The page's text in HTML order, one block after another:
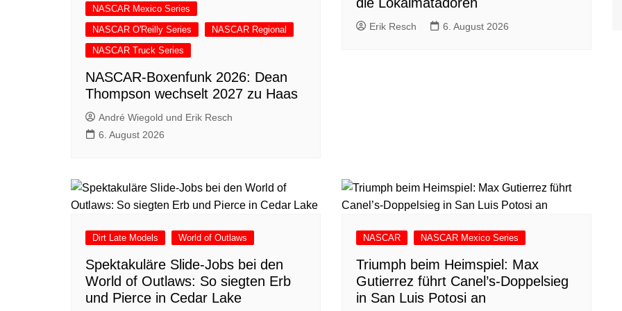
NASCAR Mexico Series
NASCAR O'Reilly Series
NASCAR Regional
NASCAR Truck Series
NASCAR-Boxenfunk 2026: Dean
Thompson wechselt 2027 zu Haas
André Wiegold und Erik Resch
6. August 2026
Erik Resch 6. August 2026
Dirt Late Models World of Outlaws
Spektakuläre Slide-Jobs bei den
World of Outlaws: So siegten Erb
und Pierce in Cedar Lake
NASCAR NASCAR Mexico Series
Triumph beim Heimspiel: Max
Gutierrez führt Canel’s-Doppelsieg
in San Luis Potosi an